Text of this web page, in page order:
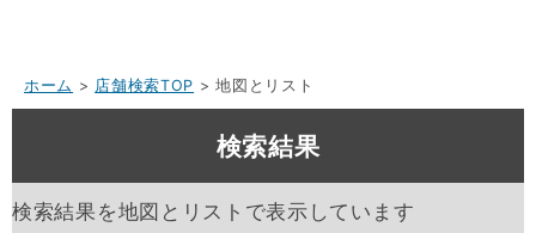
ホーム > 店舗検索TOP > 地図とリスト
検索結果
検索結果を地図とリストで表示しています